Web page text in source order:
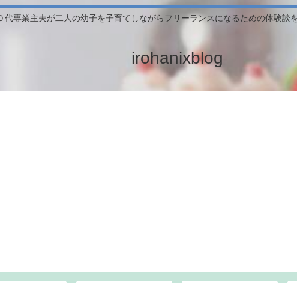
代専業主夫が二人の幼子を子育てしながらフリーランスになるための体験談
irohanixblog